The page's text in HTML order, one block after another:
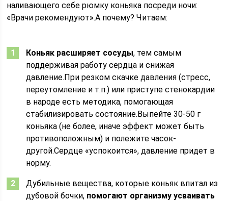
наливающего себе рюмку коньяка посреди ночи:
«Врачи рекомендуют».А почему? Читаем:
Коньяк расширяет сосуды, тем самым
поддерживая работу сердца и снижая
давление.При резком скачке давления (стресс,
переутомление и т.п.) или приступе стенокардии
в народе есть методика, помогающая
стабилизировать состояние.Выпейте 30-50 г
коньяка (не более, иначе эффект может быть
противоположным) и полежите часок-
другой.Сердце «успокоится», давление придет в
норму.
Дубильные вещества, которые коньяк впитал из
дубовой бочки, помогают организму усваивать